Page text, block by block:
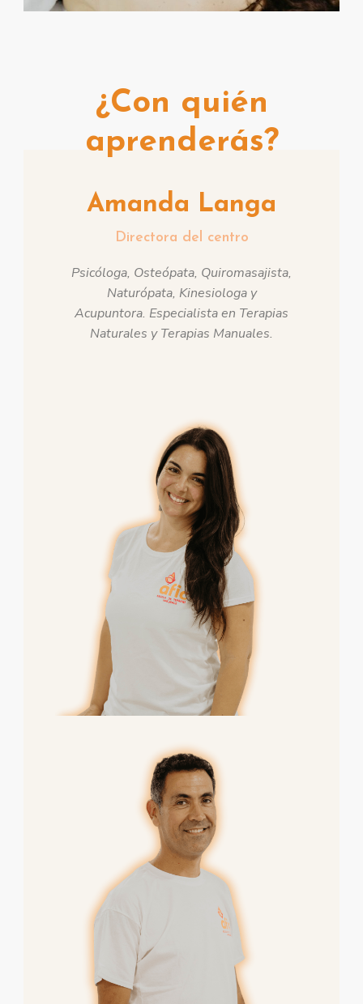
¿Con quién
aprenderás?
Amanda Langa
Directora del centro
Psicóloga, Osteópata, Quiromasajista,
Naturópata, Kinesiologa y
Acupuntora. Especialista en Terapias
Naturales y Terapias Manuales.